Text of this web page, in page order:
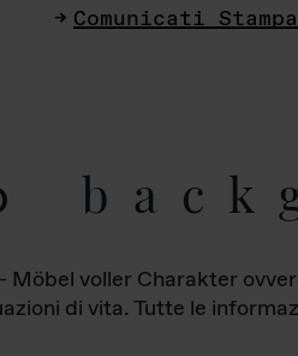
Comunicati Stampa
- Möbel voller Charakter
di vita. Tutte le